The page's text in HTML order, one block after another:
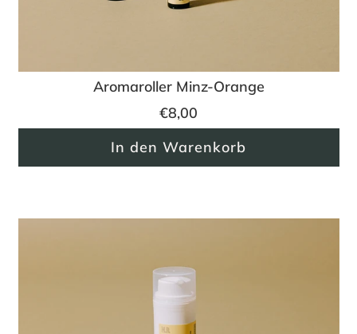
Aromaroller Minz-Orange
€8,00
In den Warenkorb